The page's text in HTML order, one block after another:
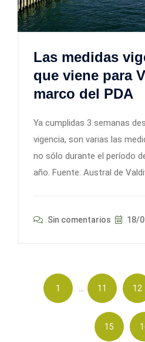
Las medidas
que viene para
marco del PDA
Ya cumplidas 3 semanas
vigencia, son varias las
no sólo durante el período
año. Fuente: Austral de
Sin comentarios 18/
1 … 11 12
15